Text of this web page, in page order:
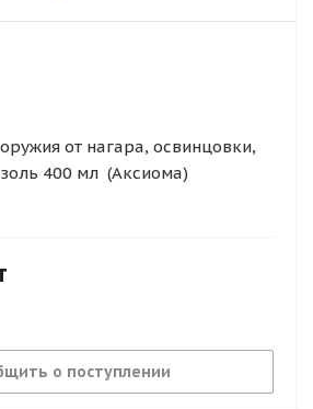
от нагара, освинцовки,
400 мл (Аксиома)
о поступлении